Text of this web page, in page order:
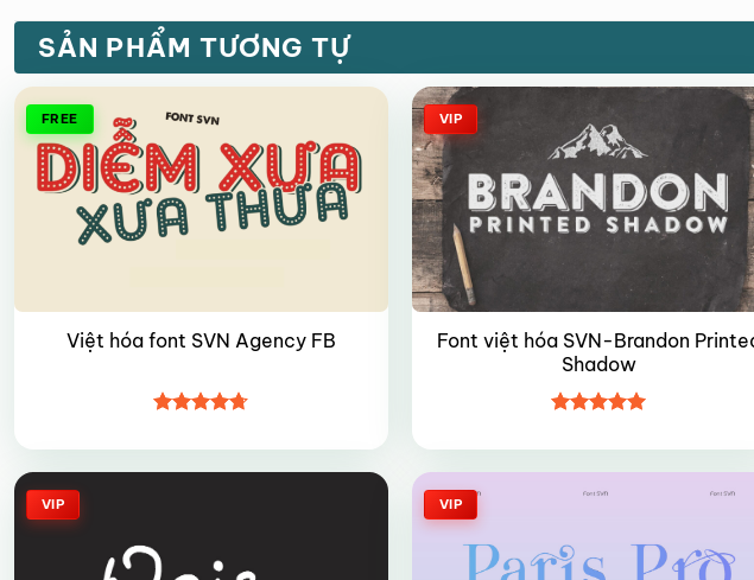
SẢN PHẨM TƯƠNG TỰ
FREE
Việt hóa font SVN Agency FB
hạng4.75
VIP
Font việt hóa SVN-Brandon
Shadow
hạng55
VIP VIP